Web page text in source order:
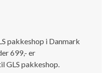
pakkeshop i Danmark
699,- er
GLS pakkeshop.